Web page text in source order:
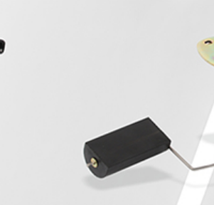
beyond expectation, do the best
热线